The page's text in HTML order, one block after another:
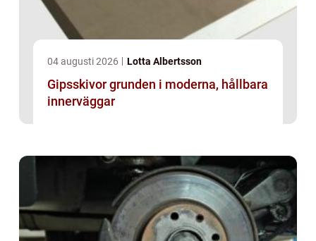
04 augusti 2026 Lotta Albertsson
Gipsskivor grunden i moderna, hållbara
innerväggar